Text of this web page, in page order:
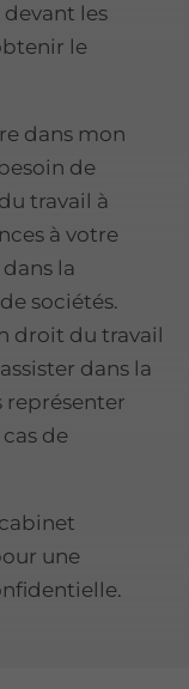
les
le
dans mon
de
travail à
à votre
la
sociétés.
droit du travail
dans la
représenter
de
une